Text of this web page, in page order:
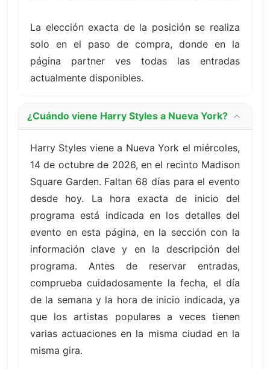
La elección exacta de la posición se realiza
solo en el paso de compra, donde en la
página partner ves todas las entradas
actualmente disponibles.
¿Cuándo viene Harry Styles a Nueva York?
Harry Styles viene a Nueva York el miércoles,
14 de octubre de 2026, en el recinto Madison
Square Garden. Faltan 68 días para el evento
desde hoy. La hora exacta de inicio del
programa está indicada en los detalles del
evento en esta página, en la sección con la
información clave y en la descripción del
programa. Antes de reservar entradas,
comprueba cuidadosamente la fecha, el día
de la semana y la hora de inicio indicada, ya
que los artistas populares a veces tienen
varias actuaciones en la misma ciudad en la
misma gira.